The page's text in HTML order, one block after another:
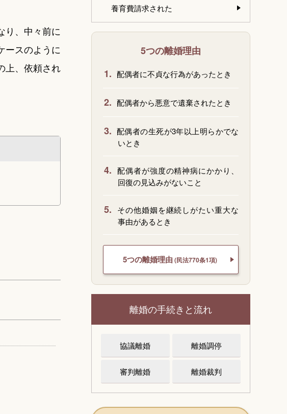
り、中々前に
ースのように
上、依頼され
養育費請求された
5つの離婚理由
1. 配偶者に不貞な行為があったとき
2. 配偶者から悪意で遺棄されたとき
3. 配偶者の生死が3年以上明らかでな
いとき
4. 配偶者が強度の精神病にかかり、
回復の見込みがないこと
5.
その他婚姻を継続しがたい重大な
事由があるとき
5つの離婚理由 (民法770条1項)
離婚の手続きと流れ
協議離婚 離婚調停
審判離婚 離婚裁判